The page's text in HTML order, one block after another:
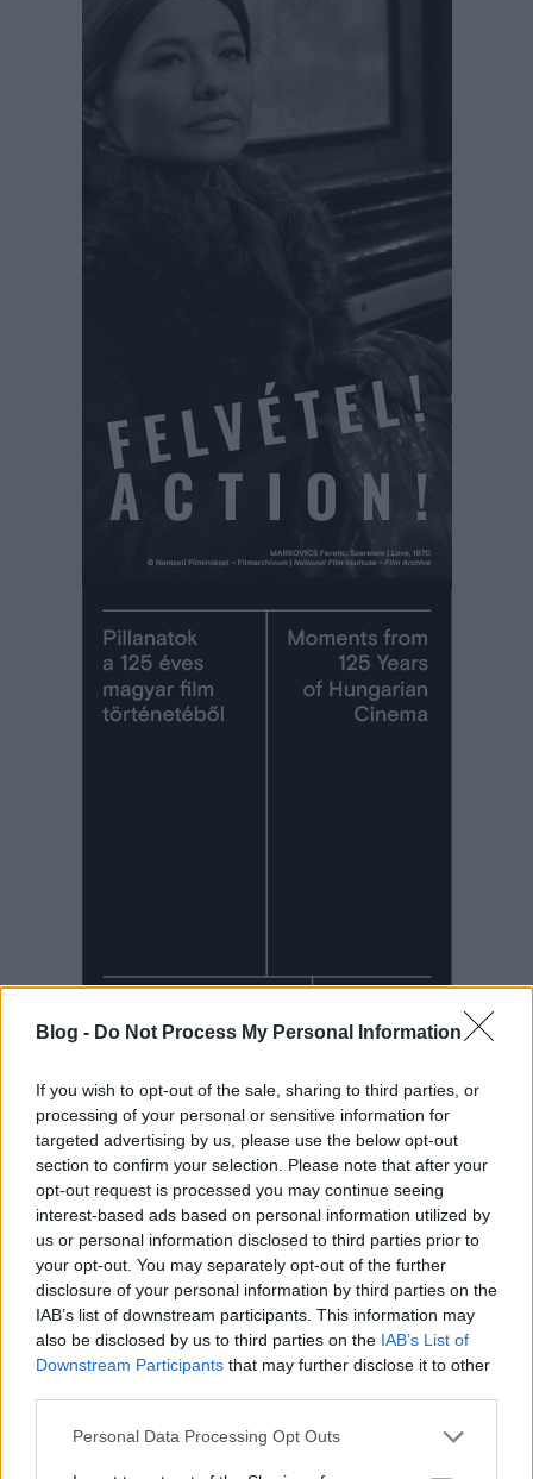
Blog - Do Not Process My Personal Information
If you wish to opt-out of the sale, sharing to third parties, or
processing of your personal or sensitive information for
targeted advertising by us, please use the below opt-out
section to confirm your selection. Please note that after your
opt-out request is processed you may continue seeing
interest-based ads based on personal information utilized by
us or personal information disclosed to third parties prior to
your opt-out. You may separately opt-out of the further
disclosure of your personal information by third parties on the
IAB’s list of downstream participants. This information may
also be disclosed by us to third parties on the IAB’s List of
Downstream Participants that may further disclose it to other
Please note that this website/app uses one or more Google
Personal Data Processing Opt Outs
Mai Manó Ház a
Facebookon
Mai Manó Ház a
YouTubeon